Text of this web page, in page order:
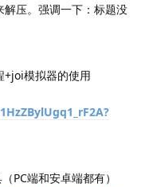
压。强调一下：标题没
+joi模拟器的使用
PC端和安卓端都有）